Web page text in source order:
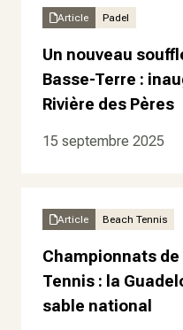
Article Padel
Un nouveau
Basse-Terre :
Rivière des Pères
15 septembre 2025
Article Beach Tennis
Championnats de
Tennis : la
sable national